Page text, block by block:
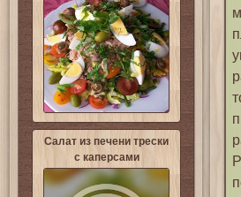
Салат из печени трески
с каперсами